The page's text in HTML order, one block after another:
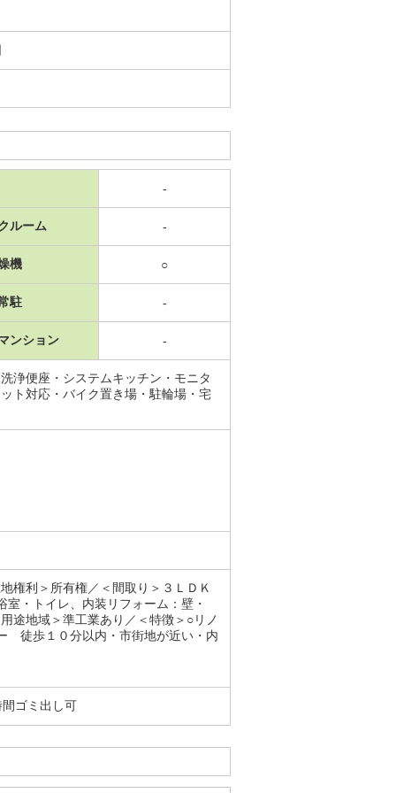
-
ルーム -
機 ○
駐 -
ンション -
浄便座・システムキッチン・モニタ
ト対応・バイク置き場・駐輪場・宅
権利＞所有権／＜間取り＞３ＬＤＫ
・トイレ、内装リフォーム：壁・
途地域＞準工業あり／＜特徴＞○リノ
徒歩１０分以内・市街地が近い・内
ゴミ出し可